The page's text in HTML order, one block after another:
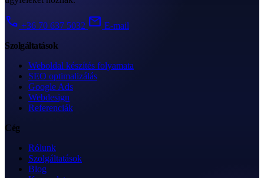
call +36 70 637 5032 mail E-mail
Szolgáltatások
Weboldal készítés folyamata
SEO optimalizálás
Google Ads
Webdesign
Referenciák
Cég
Rólunk
Szolgáltatások
Blog